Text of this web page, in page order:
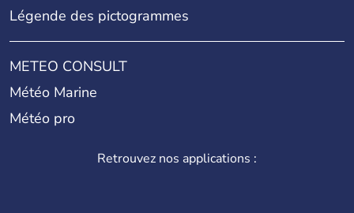
Légende des pictogrammes
METEO CONSULT
Météo Marine
Météo pro
Retrouvez nos applications :